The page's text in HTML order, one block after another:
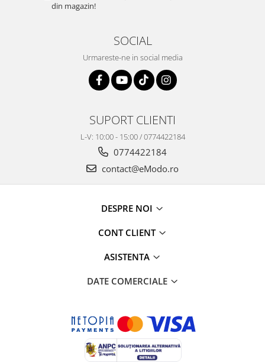
din magazin!
SOCIAL
Urmareste-ne in social media
SUPORT CLIENTI
L-V: 10:00 - 15:00 / 0774422184
0774422184
contact@eModo.ro
DESPRE NOI
CONT CLIENT
ASISTENTA
DATE COMERCIALE